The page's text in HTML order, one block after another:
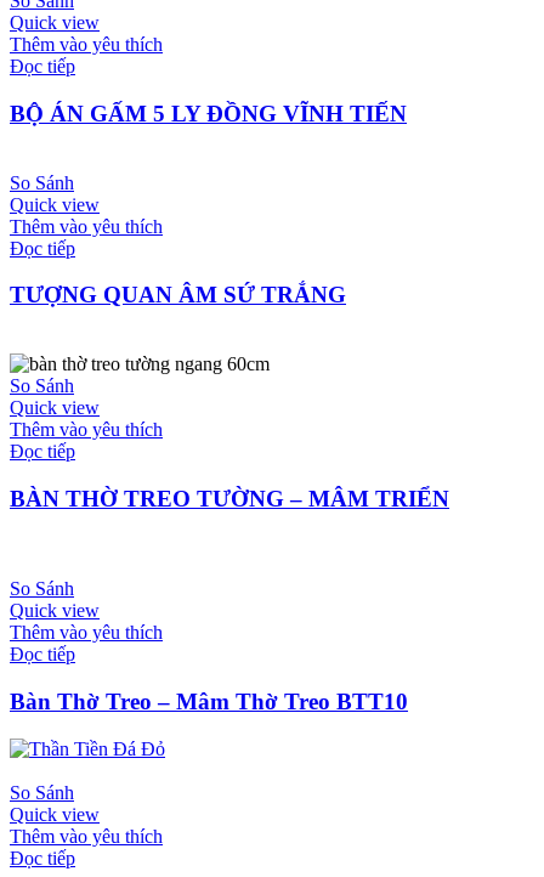
Quick view
Thêm vào yêu thích
Đọc tiếp
BỘ ÁN GẤM 5 LY ĐỒNG VĨNH TIẾN
So Sánh
Quick view
Thêm vào yêu thích
Đọc tiếp
TƯỢNG QUAN ÂM SỨ TRẮNG
So Sánh
Quick view
Thêm vào yêu thích
Đọc tiếp
BÀN THỜ TREO TƯỜNG – MÂM TRIỂN
So Sánh
Quick view
Thêm vào yêu thích
Đọc tiếp
Bàn Thờ Treo – Mâm Thờ Treo BTT10
So Sánh
Quick view
Thêm vào yêu thích
Đọc tiếp